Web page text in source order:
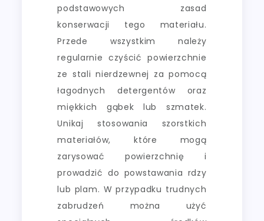
podstawowych zasad
konserwacji tego materiału.
Przede wszystkim należy
regularnie czyścić powierzchnie
ze stali nierdzewnej za pomocą
łagodnych detergentów oraz
miękkich gąbek lub szmatek.
Unikaj stosowania szorstkich
materiałów, które mogą
zarysować powierzchnię i
prowadzić do powstawania rdzy
lub plam. W przypadku trudnych
zabrudzeń można użyć